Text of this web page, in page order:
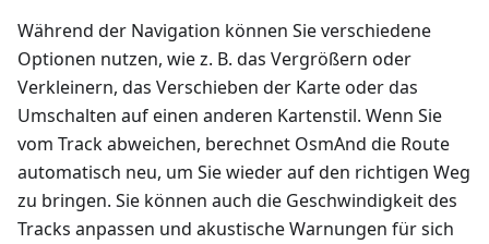
Während der Navigation können Sie verschiedene
Optionen nutzen, wie z. B. das Vergrößern oder
Verkleinern, das Verschieben der Karte oder das
Umschalten auf einen anderen Kartenstil. Wenn Sie
vom Track abweichen, berechnet OsmAnd die Route
automatisch neu, um Sie wieder auf den richtigen Weg
zu bringen. Sie können auch die Geschwindigkeit des
Tracks anpassen und akustische Warnungen für sich